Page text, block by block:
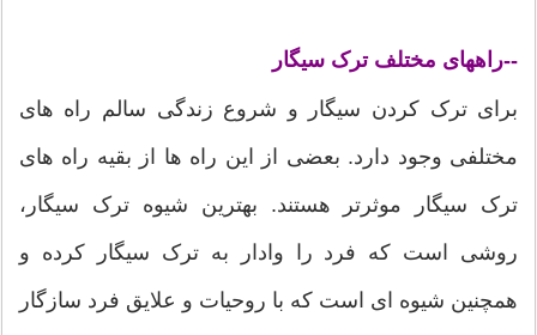
--راههای مختلف ترک سیگار
برای ترک کردن سیگار و شروع زندگی سالم راه های
مختلفی وجود دارد. بعضی از این راه ها از بقیه راه های
ترک سیگار موثرتر هستند. بهترین شیوه ترک سیگار،
روشی است که فرد را وادار به ترک سیگار کرده و
همچنین شیوه ای است که با روحیات و علایق فرد سازگار